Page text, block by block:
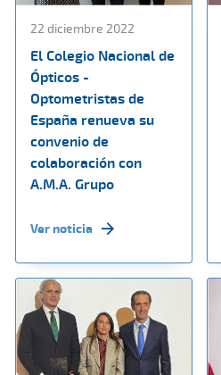
22 diciembre 2022
El Colegio Nacional de
Ópticos -
Optometristas de
España renueva su
convenio de
colaboración con
A.M.A. Grupo
Ver noticia